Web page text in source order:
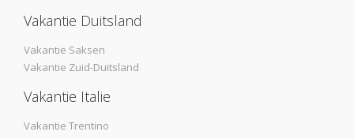
Vakantie Duitsland
Vakantie Saksen
Vakantie Zuid-Duitsland
Vakantie Italie
Vakantie Trentino